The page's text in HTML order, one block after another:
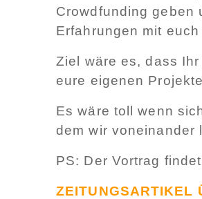
Crowdfunding geben
Erfahrungen mit
Ziel wäre es, dass
eure eigenen
Es wäre toll wenn
dem wir voneinander
PS: Der Vortrag
ZEITUNGSARTIKEL